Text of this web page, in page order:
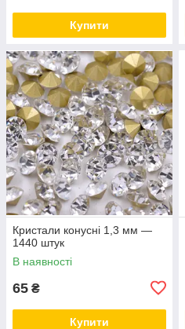
Купити
Кристали конусні 1,3 мм —
1440 штук
В наявності
65 ₴
Купити